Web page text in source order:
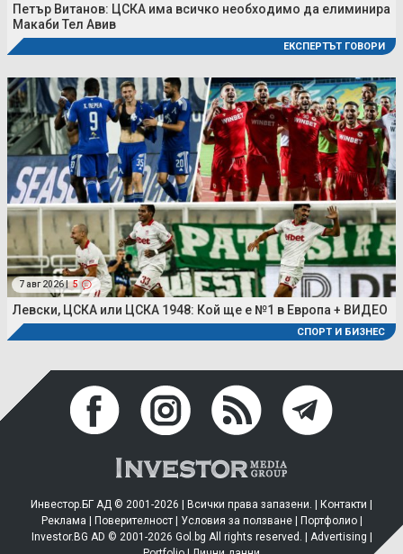
Петър Витанов: ЦСКА има всичко необходимо да елиминира
Макаби Тел Авив
ЕКСПЕРТЪТ ГОВОРИ
7 авг 2026 | 5
Левски, ЦСКА или ЦСКА 1948: Кой ще е №1 в Европа + ВИДЕО
СПОРТ И БИЗНЕС
Инвестор.БГ АД © 2001-2026 | Всички права запазени. | Контакти
Реклама
Поверителност| Условия за ползване| Портфолио|
Investor.BG AD © 2001-2026 Gol.bg All rights reserved. | Advertising